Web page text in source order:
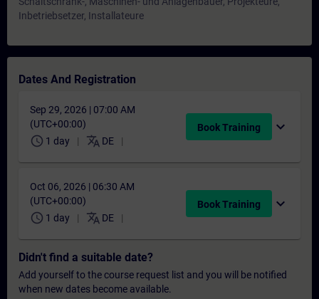
Inbetriebsetzer, Installateure
Dates And Registration
Sep 29, 2026 | 07:00 AM
(UTC+00:00)
schedule 1 day translate DE
Book Training expand_more
Oct 06, 2026 | 06:30 AM
(UTC+00:00)
schedule 1 day translate DE
Book Training expand_more
Didn't find a suitable date?
Add yourself to the course request list and you will be notified
when new dates become available.